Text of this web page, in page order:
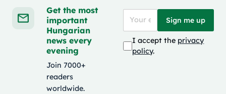
Get the most
important
Hungarian
news every
evening
Join 7000+
readers
worldwide.
Sign me up
I accept the privacy
policy.